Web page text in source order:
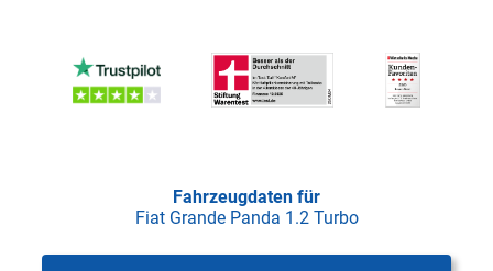
Fahrzeugdaten für
Fiat Grande Panda 1.2 Turbo